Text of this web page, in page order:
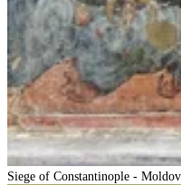
Siege of Constantinople -